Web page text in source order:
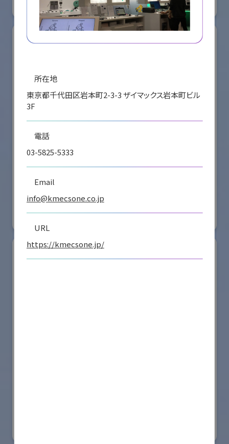
所在地
東京都千代田区岩本町2-3-3 ザイマックス岩本町ビル
3F
電話
03-5825-5333
Email
info@kmecsone.co.jp
URL
https://kmecsone.jp/
リアル会場小間番号 : E4-16
#スマートプロダクションロボット